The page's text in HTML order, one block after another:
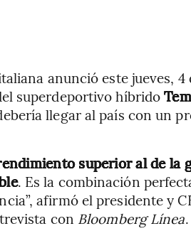
anunció este jueves,
superdeportivo híbrido
llegar al país con un
superior al de la
. Es la combinación
afirmó el presidente y
con Bloomberg Línea.